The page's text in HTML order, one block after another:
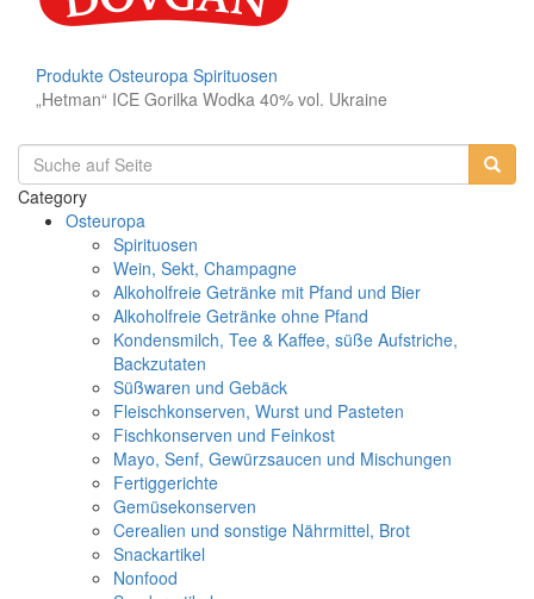
Produkte Osteuropa Spirituosen
„Hetman“ ICE Gorilka Wodka 40% vol. Ukraine
Category
Osteuropa
Spirituosen
Wein, Sekt, Champagne
Alkoholfreie Getränke mit Pfand und Bier
Alkoholfreie Getränke ohne Pfand
Kondensmilch, Tee & Kaffee, süße Aufstriche,
Backzutaten
Süßwaren und Gebäck
Fleischkonserven, Wurst und Pasteten
Fischkonserven und Feinkost
Mayo, Senf, Gewürzsaucen und Mischungen
Fertiggerichte
Gemüsekonserven
Cerealien und sonstige Nährmittel, Brot
Snackartikel
Nonfood